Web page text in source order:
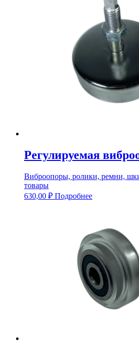
Регулируемая
Виброопоры, ролики, ремни,
товары
630,00 ₽ Подробнее